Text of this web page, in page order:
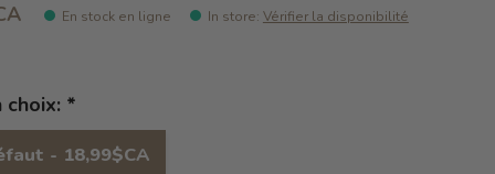
En stock en ligne In store: Vérifier la disponibilité
choix: *
- 18,99$CA